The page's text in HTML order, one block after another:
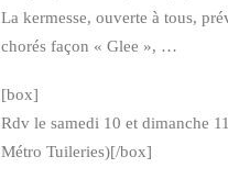
La kermesse, ouverte à tous,
chorés façon « Glee », …
[box]
Rdv le samedi 10 et dimanche
Métro Tuileries)[/box]